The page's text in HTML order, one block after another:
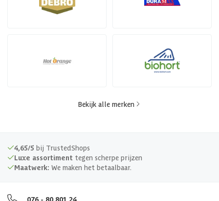
Bekijk alle merken
4,65/5 bij TrustedShops
Luxe assortiment tegen scherpe prijzen
Maatwerk: We maken het betaalbaar.
076 - 80 801 24